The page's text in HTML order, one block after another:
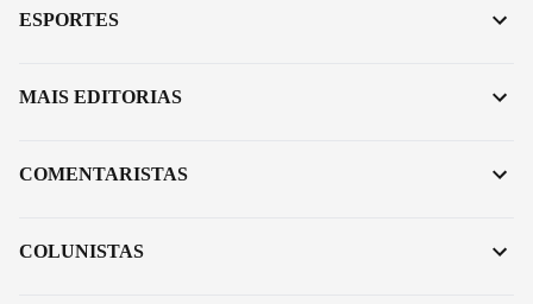
ESPORTES
MAIS EDITORIAS
COMENTARISTAS
COLUNISTAS